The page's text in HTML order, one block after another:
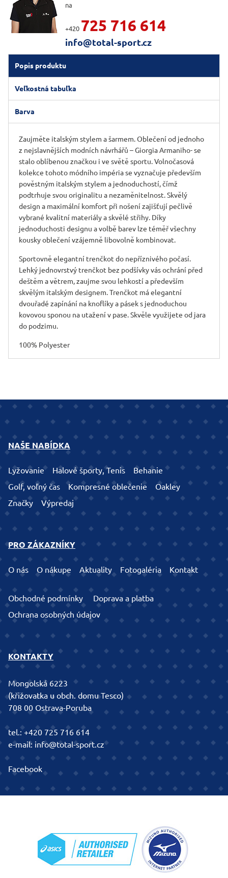
na
+420 725 716 614
info@total-sport.cz
Popis produktu
Veľkostná tabuľka
Barva
Zaujměte italským stylem a šarmem. Oblečení od jednoho
z nejslavnějších modních návrhářů – Giorgia Armaniho- se
stalo oblíbenou značkou i ve světě sportu. Volnočasová
kolekce tohoto módního impéria se vyznačuje především
pověstným italským stylem a jednoduchostí, čímž
podtrhuje svou originalitu a nezaměnitelnost. Skvělý
design a maximální komfort při nošení zajišťují pečlivě
vybrané kvalitní materiály a skvělé střihy. Díky
jednoduchosti designu a volbě barev lze téměř všechny
kousky oblečení vzájemně libovolně kombinovat.
Sportovně elegantní trenčkot do nepříznivého počasí.
Lehký jednovrstvý trenčkot bez podšívky vás ochrání před
deštěm a větrem, zaujme svou lehkostí a především
skvělým italským designem. Trenčkot má elegantní
dvouřadé zapínání na knoflíky a pásek s jednoduchou
kovovou sponou na utažení v pase. Skvěle využijete od jara
do podzimu.
100% Polyester
NAŠE NABÍDKA
Lyžovanie Halové športy, Tenis
Behanie
Golf, voľný čas
Kompresné oblečenie
Oakley
Značky
Výpredaj
PRO ZÁKAZNÍKY
O nás O nákupe Aktuality Fotogaléria Kontakt
Obchodné podmínky
Doprava a platba
Ochrana osobných údajov
KONTAKTY
Mongolská 6223
(křižovatka u obch. domu Tesco)
708 00 Ostrava-Poruba
tel.:+420 725 716 614
e-mail: info@total-sport.cz
Facebook